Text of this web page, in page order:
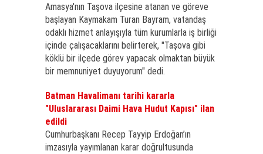
Amasya'nın Taşova ilçesine atanan ve göreve
başlayan Kaymakam Turan Bayram, vatandaş
odaklı hizmet anlayışıyla tüm kurumlarla iş birliği
içinde çalışacaklarını belirterek, "Taşova gibi
köklü bir ilçede görev yapacak olmaktan büyük
bir memnuniyet duyuyorum" dedi.
Batman Havalimanı tarihi kararla
"Uluslararası Daimi Hava Hudut Kapısı" ilan
edildi
Cumhurbaşkanı Recep Tayyip Erdoğan’ın
imzasıyla yayımlanan karar doğrultusunda